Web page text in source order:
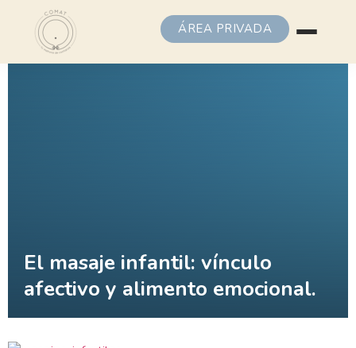
ÁREA PRIVADA
El masaje infantil: vínculo
afectivo y alimento emocional.